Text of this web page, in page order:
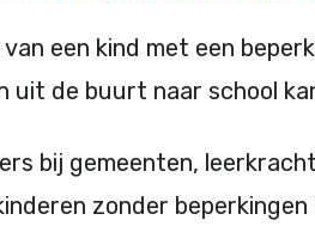
een kind met een
de buurt naar school
bij gemeenten,
zonder